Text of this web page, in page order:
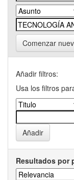
Comenzar
Añadir filtros:
Usa los filtros
Resultados por